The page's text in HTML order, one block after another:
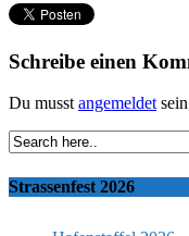
Schreibe einen
Du musst angemeldet
Strassenfest 2026